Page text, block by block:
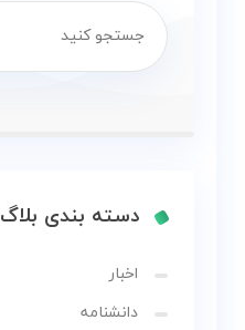
دسته بندی بلاگ
اخبار
دانشنامه